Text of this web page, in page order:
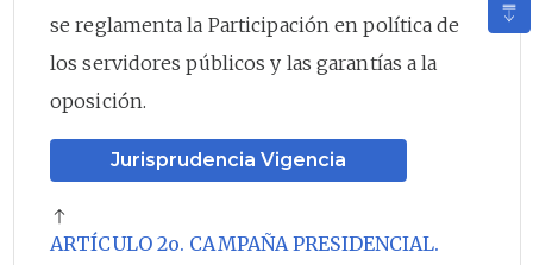
se reglamenta la Participación en política de
los servidores públicos y las garantías a la
oposición.
Jurisprudencia Vigencia
ARTÍCULO 2o. CAMPAÑA PRESIDENCIAL.